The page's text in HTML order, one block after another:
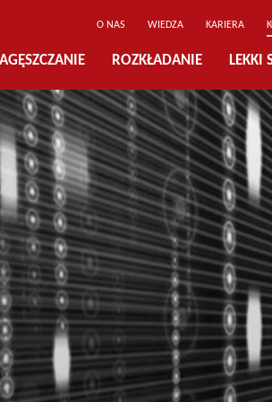
O NAS WIEDZA KARIERA
ROZKŁADANIE LEKKI